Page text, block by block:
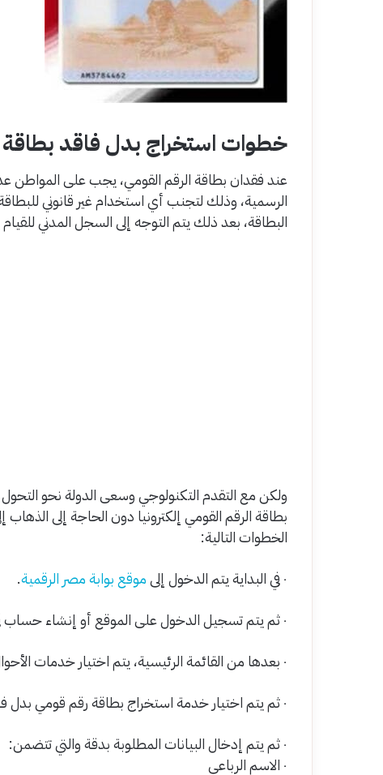
خطوات استخراج بدل فاقد بطاقة
عند فقدان بطاقة الرقم القومي، يجب على المواطن عدم
الرسمية، وذلك لتجنب أي استخدام غير قانوني
البطاقة، بعد ذلك يتم التوجه إلى السجل المدني
ولكن مع التقدم التكنولوجي وسعى الدولة نحو
بطاقة الرقم القومي إلكترونيا دون الحاجة إلى
الخطوات التالية:
٠ في البداية يتم الدخول إلى
موقع بوابة مصر الرقمية.
٠ ثم يتم تسجيل الدخول على الموقع أو إنشاء حساب في حالة لم يكن لديك حساب بالفعل.
٠ بعدها من القائمة الرئيسية، يتم اختيار خدمات الأحوال المدنية.
٠ ثم يتم اختيار خدمة استخراج بطاقة رقم قومي بدل فاقد.
٠ ثم يتم إدخال البيانات المطلوبة بدقة والتي تتضمن:
٠ الاسم الرباعي